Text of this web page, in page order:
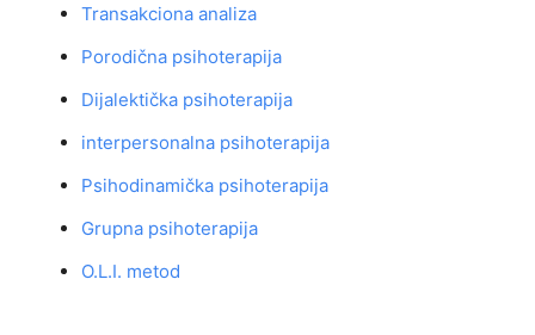
Transakciona analiza
Porodična psihoterapija
Dijalektička psihoterapija
interpersonalna psihoterapija
Psihodinamička psihoterapija
Grupna psihoterapija
O.L.I. metod